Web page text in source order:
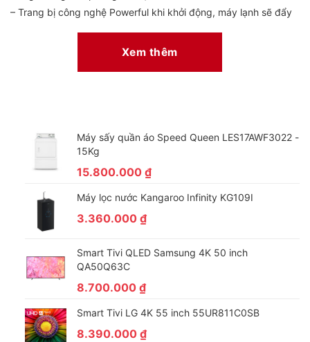
– Trang bị công nghệ Powerful khi khởi động, máy lạnh sẽ đẩy
mạnh công suất hoạt động và nhanh chóng làm mát không gian
phòng trong thời gian ngắn.
*Hình ảnh chỉ mang tính chất minh họa
Cơ chế thổi gió
Luồng gió mát được thổi rộng, lan tỏa khắp căn phòng với cơ
tùy chỉnh điều khiển lên xuống tự động thông qua
remotecho bạn được cảm nhận không khí mát mẻ, thư thái khi
đang sinh hoạt trong phòng.
Xem thêm
Máy sấy quần áo Speed Queen LES17AWF3022 -
15Kg
15.800.000 ₫
Máy lọc nước Kangaroo Infinity KG109I
3.360.000 ₫
Smart Tivi QLED Samsung 4K 50 inch
QA50Q63C
8.700.000 ₫
Smart Tivi LG 4K 55 inch 55UR811C0SB
8.390.000 ₫